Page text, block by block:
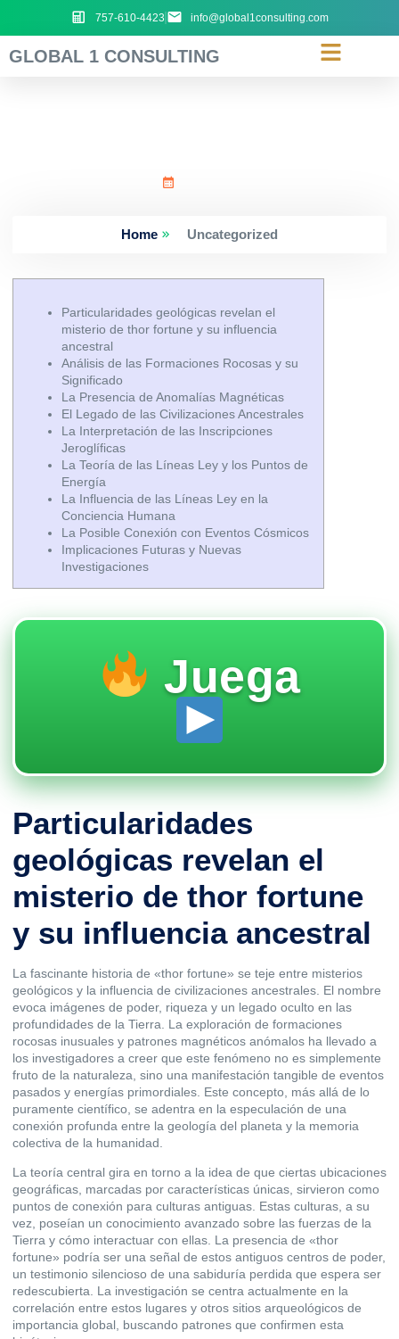
757-610-4423 info@global1consulting.com
GLOBAL 1 CONSULTING
Home Uncategorized
Particularidades geológicas revelan el
misterio de thor fortune y su influencia
ancestral
Análisis de las Formaciones Rocosas y su
Significado
La Presencia de Anomalías Magnéticas
El Legado de las Civilizaciones Ancestrales
La Interpretación de las Inscripciones
Jeroglíficas
La Teoría de las Líneas Ley y los Puntos de
Energía
La Influencia de las Líneas Ley en la
Conciencia Humana
La Posible Conexión con Eventos Cósmicos
Implicaciones Futuras y Nuevas
Investigaciones
Juega
Particularidades
geológicas revelan el
misterio de thor fortune
y su influencia ancestral
La fascinante historia de «thor fortune» se teje entre misterios
geológicos y la influencia de civilizaciones ancestrales. El nombre
evoca imágenes de poder, riqueza y un legado oculto en las
profundidades de la Tierra. La exploración de formaciones
rocosas inusuales y patrones magnéticos anómalos ha llevado a
los investigadores a creer que este fenómeno no es simplemente
fruto de la naturaleza, sino una manifestación tangible de eventos
pasados y energías primordiales. Este concepto, más allá de lo
puramente científico, se adentra en la especulación de una
conexión profunda entre la geología del planeta y la memoria
colectiva de la humanidad.
La teoría central gira en torno a la idea de que ciertas ubicaciones
geográficas, marcadas por características únicas, sirvieron como
puntos de conexión para culturas antiguas. Estas culturas, a su
vez, poseían un conocimiento avanzado sobre las fuerzas de la
Tierra y cómo interactuar con ellas. La presencia de «thor
fortune» podría ser una señal de estos antiguos centros de poder,
un testimonio silencioso de una sabiduría perdida que espera ser
redescubierta. La investigación se centra actualmente en la
correlación entre estos lugares y otros sitios arqueológicos de
importancia global, buscando patrones que confirmen esta